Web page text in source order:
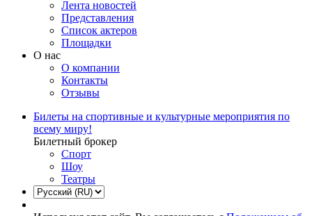
Лента новостей
Представления
Список актеров
Площадки
О нас
О компании
Контакты
Отзывы
Билеты на спортивные и культурные мероприятия по
всему миру!
Билетный брокер
Спорт
Шоу
Театры